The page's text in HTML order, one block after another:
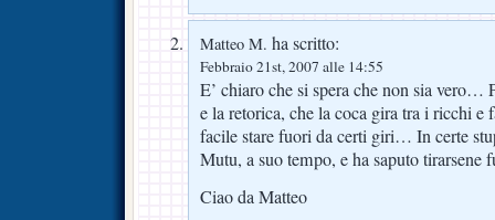
Matteo M. ha scritto:
Febbraio 21st, 2007 alle 14:55
E’ chiaro che si spera che non sia vero…
e la retorica, che la coca gira tra i ricchi
facile stare fuori da certi giri… In certe
Mutu, a suo tempo, e ha saputo
Ciao da Matteo